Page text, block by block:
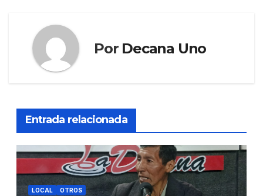
Por Decana Uno
Entrada relacionada
LOCAL OTROS